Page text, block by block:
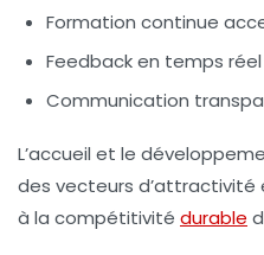
Formation continue
Feedback en temps
Communication
L’accueil et le
des vecteurs
à la compétitivité durable